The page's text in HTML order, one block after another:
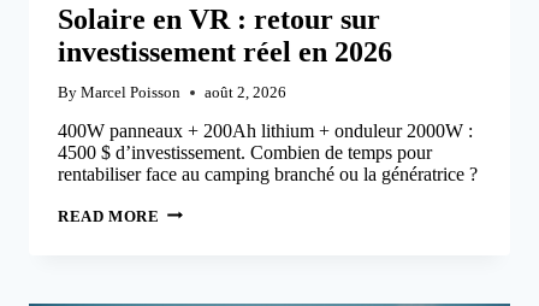
Solaire en VR : retour sur
investissement réel en 2026
By Marcel Poisson août 2, 2026
400W panneaux + 200Ah lithium + onduleur 2000W :
4500 $ d’investissement. Combien de temps pour
rentabiliser face au camping branché ou la génératrice ?
READ MORE SOLAIRE